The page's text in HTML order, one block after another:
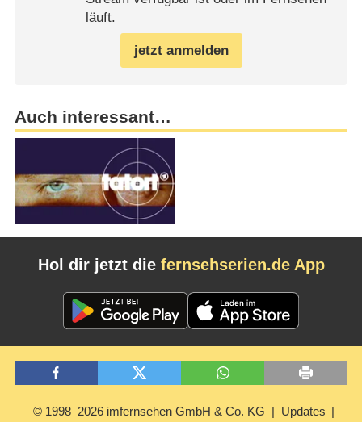
läuft.
jetzt anmelden
Auch interessant…
Hol dir jetzt die fernsehserien.de App
© 1998–2026 imfernsehen GmbH & Co. KG Updates